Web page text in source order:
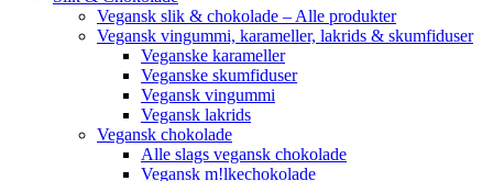
Vegansk slik & chokolade – Alle produkter
Vegansk vingummi, karameller, lakrids & skumfiduser
Veganske karameller
Veganske skumfiduser
Vegansk vingummi
Vegansk lakrids
Vegansk chokolade
Alle slags vegansk chokolade
Vegansk m!lkechokolade